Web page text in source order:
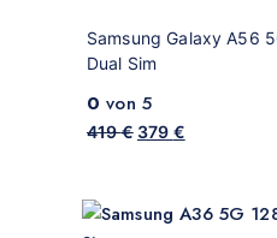
Samsung Galaxy A56
Dual Sim
0 von 5
419€ 379 €